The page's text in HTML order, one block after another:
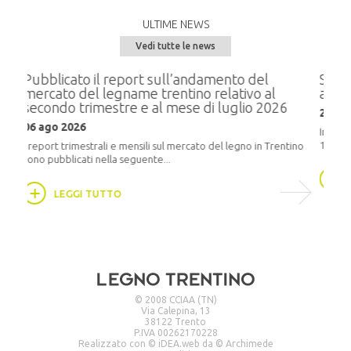
ULTIME NEWS
Vedi tutte le news
sull’andamento del
trentino relativo al
e al mese di luglio 2026
sul mercato del legno in Trentino
Seminario “Parlare di
alla resilienza”
20 mag 2026
In programma martedì 9 giugno
16:30, presso la Sala Conferenze
© 2008 CCIAA (TN)
Via Calepina, 13
38122 Trento
P.IVA 00262170228
Realizzato con © iDEA.web da © Archimede